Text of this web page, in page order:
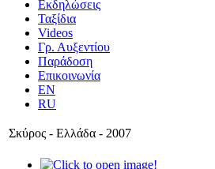
Εκδηλώσεις
Ταξίδια
Videos
Γρ. Αυξεντίου
Παράδοση
Επικοινωνία
EN
RU
Σκύρος - Ελλάδα - 2007